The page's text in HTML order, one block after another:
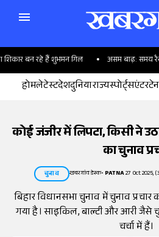
बन रहे हैं शुभमन गिल असम बाढ़: समय रैना
होमलेटेस्टदेशदुनियाराज्यस्पोर्ट्स
कोई जंजीर में लिपटा, किसी ने
का चुनाव
चुनाव खबरगांव डेस्क• PATNA27 Oct 2025,
बिहार विधानसभा चुनाव में चुनाव
गया है। साइकिल, बाल्टी और आरी जैसे
चर्चा में हैं।